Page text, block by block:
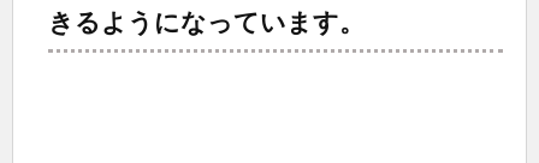
きるようになっています。